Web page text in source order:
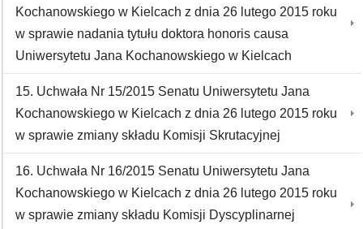
Kochanowskiego w Kielcach z dnia 26 lutego 2015 roku
w sprawie nadania tytułu doktora honoris causa
Uniwersytetu Jana Kochanowskiego w Kielcach
15. Uchwała Nr 15/2015 Senatu Uniwersytetu Jana
Kochanowskiego w Kielcach z dnia 26 lutego 2015 roku
w sprawie zmiany składu Komisji Skrutacyjnej
16. Uchwała Nr 16/2015 Senatu Uniwersytetu Jana
Kochanowskiego w Kielcach z dnia 26 lutego 2015 roku
w sprawie zmiany składu Komisji Dyscyplinarnej